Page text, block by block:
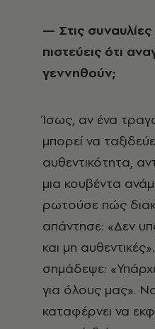
— Στις συναυλίες σου συναντιούνται άνθρωποι από πολλές γενιές. Τι
πιστεύεις ότι
γεννηθούν;
Ίσως, αν ένα
μπορεί να
αυθεντικότητα,
μια κουβέντα
ρωτούσε πώς
απάντησε: «Δεν
και μη
σημάδεψε:
για όλους μας».
καταφέρνει να